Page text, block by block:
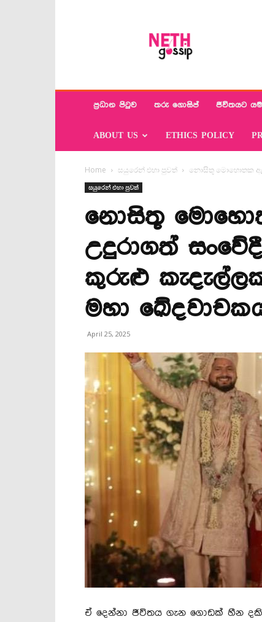
ප්‍රධාන පිටුව තරු ගොසිප් ජීවිතයට
ABOUT US ETHICS POLICY
Home සයුරෙන් එහා පුවත් නොසිතූ මොහොතක
සයුරෙන් එහා පුවත්
නොසිතූ
උදුරාගත්
කුරුළු
මහා
April 25, 2025
ඒ දෙන්නා ජීවිතය ගැන ගොඩක් හීන